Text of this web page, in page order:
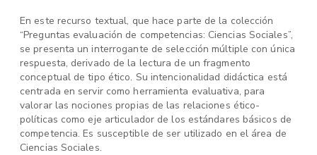
En este recurso textual, que hace parte de la colección
“Preguntas evaluación de competencias: Ciencias Sociales”,
se presenta un interrogante de selección múltiple con única
respuesta, derivado de la lectura de un fragmento
conceptual de tipo ético. Su intencionalidad didáctica está
centrada en servir como herramienta evaluativa, para
valorar las nociones propias de las relaciones ético-
políticas como eje articulador de los estándares básicos de
competencia. Es susceptible de ser utilizado en el área de
Ciencias Sociales.